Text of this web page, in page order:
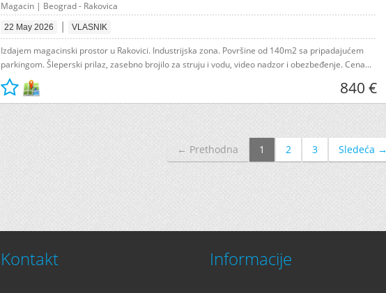
Magacin | Beograd - Rakovica
22 May 2026 | VLASNIK
Izdajem magacinski prostor u Rakovici. Industrijska zona. Površine od 140m2 sa pripadajućem
parkingom. Šleperski prilaz, zasebno brojilo za struju i vodu, video nadzor i obezbeđenje. Cena...
840 €
← Prethodna 1 2 3 Sledeća →
Kontakt Informacije